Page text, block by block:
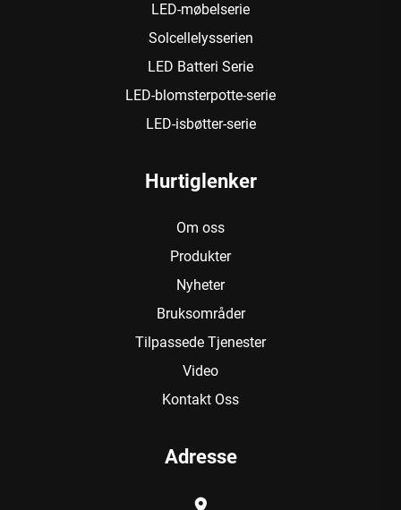
LED-møbelserie
Solcellelysserien
LED Batteri Serie
LED-blomsterpotte-serie
LED-isbøtter-serie
Hurtiglenker
Om oss
Produkter
Nyheter
Bruksområder
Tilpassede Tjenester
Video
Kontakt Oss
Adresse